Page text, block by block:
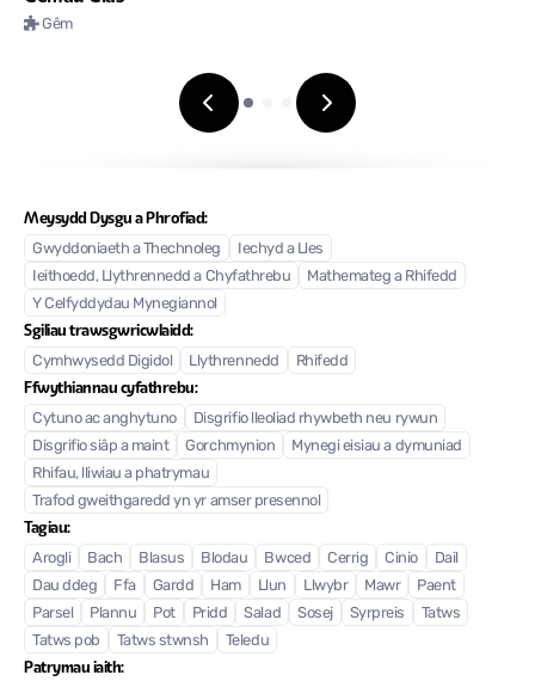
Gêm
Meysydd Dysgu a Phrofiad:
Gwyddoniaeth a Thechnoleg
Iechyd a Lles
Ieithoedd, Llythrennedd a Chyfathrebu
Mathemateg a Rhifedd
Y Celfyddydau Mynegiannol
Sgiliau trawsgwricwlaidd:
Cymhwysedd Digidol Llythrennedd Rhifedd
Ffwythiannau cyfathrebu:
Cytuno ac anghytuno
Disgrifio lleoliad rhywbeth neu rywun
Disgrifio siâp a maint
Gorchmynion
Mynegi eisiau a dymuniad
Rhifau, lliwiau a phatrymau
Trafod gweithgaredd yn yr amser presennol
Tagiau:
Arogli Bach Blasus Blodau Bwced Cerrig Cinio
Dail
Dau ddeg
Ffa Gardd Ham Llun Llwybr Mawr
Paent
Parsel
Plannu Pot Pridd Salad Sosej Syrpreis
Tatws
Tatws pob
Tatws stwnsh Teledu
Patrymau iaith: